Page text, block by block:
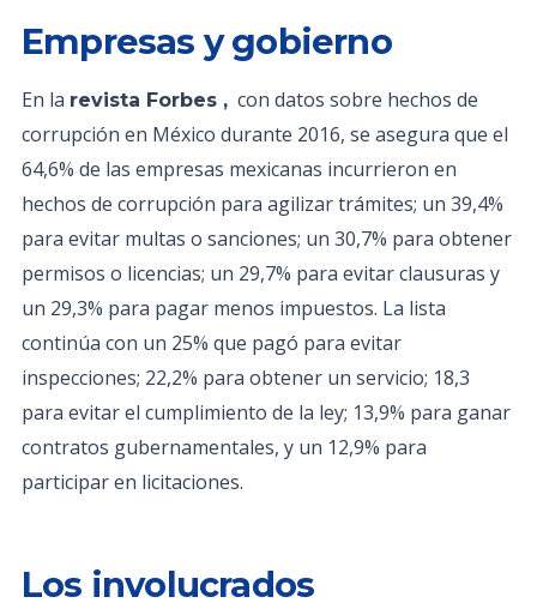
Empresas y gobierno
En la revista Forbes , con datos sobre hechos de
corrupción en México durante 2016, se asegura que el
64,6% de las empresas mexicanas incurrieron en
hechos de corrupción para agilizar trámites; un 39,4%
para evitar multas o sanciones; un 30,7% para obtener
permisos o licencias; un 29,7% para evitar clausuras y
un 29,3% para pagar menos impuestos. La lista
continúa con un 25% que pagó para evitar
inspecciones; 22,2% para obtener un servicio; 18,3
para evitar el cumplimiento de la ley; 13,9% para ganar
contratos gubernamentales, y un 12,9% para
participar en licitaciones.
Los involucrados